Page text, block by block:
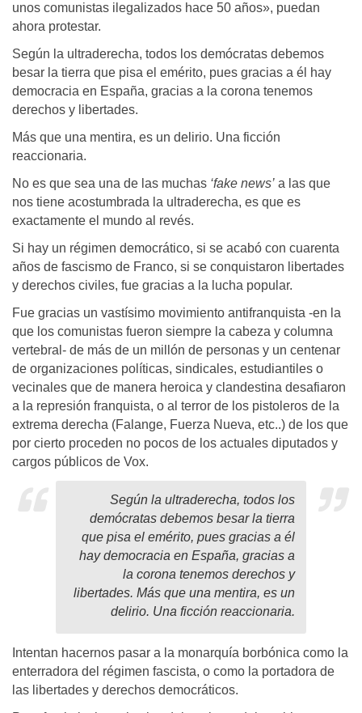
unos comunistas ilegalizados hace 50 años», puedan
ahora protestar.
Según la ultraderecha, todos los demócratas debemos
besar la tierra que pisa el emérito, pues gracias a él hay
democracia en España, gracias a la corona tenemos
derechos y libertades.
Más que una mentira, es un delirio. Una ficción
reaccionaria.
No es que sea una de las muchas ‘fake news’ a las que
nos tiene acostumbrada la ultraderecha, es que es
exactamente el mundo al revés.
Si hay un régimen democrático, si se acabó con cuarenta
años de fascismo de Franco, si se conquistaron libertades
y derechos civiles, fue gracias a la lucha popular.
Fue gracias un vastísimo movimiento antifranquista -en la
que los comunistas fueron siempre la cabeza y columna
vertebral- de más de un millón de personas y un centenar
de organizaciones políticas, sindicales, estudiantiles o
vecinales que de manera heroica y clandestina desafiaron
a la represión franquista, o al terror de los pistoleros de la
extrema derecha (Falange, Fuerza Nueva, etc..) de los que
por cierto proceden no pocos de los actuales diputados y
cargos públicos de Vox.
Según la ultraderecha, todos los
demócratas debemos besar la tierra
que pisa el emérito, pues gracias a él
hay democracia en España, gracias a
la corona tenemos derechos y
libertades. Más que una mentira, es un
delirio. Una ficción reaccionaria.
Intentan hacernos pasar a la monarquía borbónica como la
enterradora del régimen fascista, o como la portadora de
las libertades y derechos democráticos.